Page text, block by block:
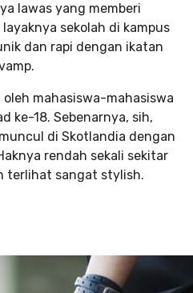
lawas yang memberi
sekolah di kampus
dan rapi dengan ikatan
mahasiswa-mahasiswa
ke-18. Sebenarnya, sih,
di Skotlandia dengan
rendah sekali sekitar
terlihat sangat stylish.